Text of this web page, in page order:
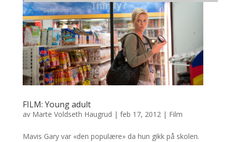
FILM: Young adult
av Marte Voldseth Haugrud | feb 17, 2012| Film
Mavis Gary var «den populære» da hun gikk på skolen.